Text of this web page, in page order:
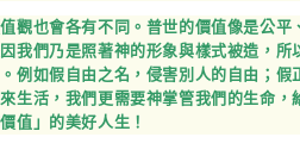
觀也會各有不同。普世的價值像是公平
我們乃是照著神的形象與樣式被造，所
例如假自由之名，侵害別人的自由；假
生活，我們更需要神掌管我們的生命，
值」的美好人生！